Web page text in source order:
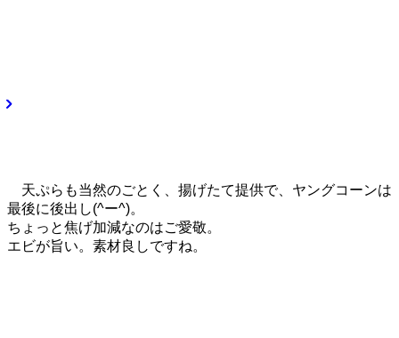
天ぷらも当然のごとく、揚げたて提供で、ヤングコーンは
最後に後出し(^ー^)。
ちょっと焦げ加減なのはご愛敬。
エビが旨い。素材良しですね。